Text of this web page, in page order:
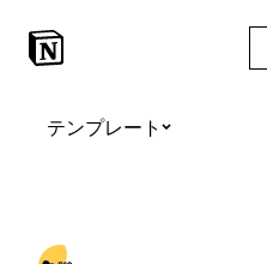
テンプレート